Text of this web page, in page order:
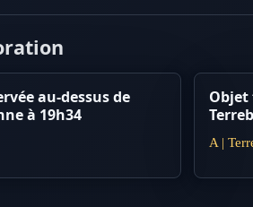
au-dessus de
à 19h34
Objet
A |